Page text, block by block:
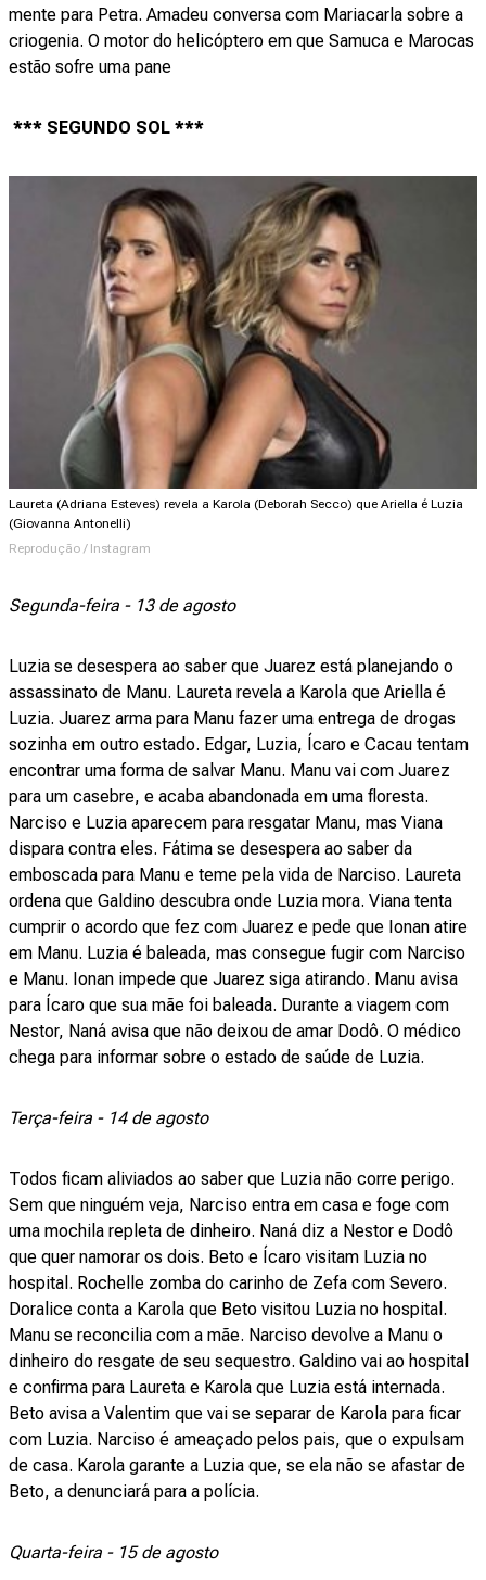
mente para Petra. Amadeu conversa com Mariacarla sobre a
criogenia. O motor do helicóptero em que Samuca e Marocas
estão sofre uma pane
*** SEGUNDO SOL ***
Laureta (Adriana Esteves) revela a Karola (Deborah Secco) que Ariella é Luzia
(Giovanna Antonelli)
Reprodução / Instagram
Segunda-feira - 13 de agosto
Luzia se desespera ao saber que Juarez está planejando o
assassinato de Manu. Laureta revela a Karola que Ariella é
Luzia. Juarez arma para Manu fazer uma entrega de drogas
sozinha em outro estado. Edgar, Luzia, Ícaro e Cacau tentam
encontrar uma forma de salvar Manu. Manu vai com Juarez
para um casebre, e acaba abandonada em uma floresta.
Narciso e Luzia aparecem para resgatar Manu, mas Viana
dispara contra eles. Fátima se desespera ao saber da
emboscada para Manu e teme pela vida de Narciso. Laureta
ordena que Galdino descubra onde Luzia mora. Viana tenta
cumprir o acordo que fez com Juarez e pede que Ionan atire
em Manu. Luzia é baleada, mas consegue fugir com Narciso
e Manu. Ionan impede que Juarez siga atirando. Manu avisa
para Ícaro que sua mãe foi baleada. Durante a viagem com
Nestor, Naná avisa que não deixou de amar Dodô. O médico
chega para informar sobre o estado de saúde de Luzia.
Terça-feira - 14 de agosto
Todos ficam aliviados ao saber que Luzia não corre perigo.
Sem que ninguém veja, Narciso entra em casa e foge com
uma mochila repleta de dinheiro. Naná diz a Nestor e Dodô
que quer namorar os dois. Beto e Ícaro visitam Luzia no
hospital. Rochelle zomba do carinho de Zefa com Severo.
Doralice conta a Karola que Beto visitou Luzia no hospital.
Manu se reconcilia com a mãe. Narciso devolve a Manu o
dinheiro do resgate de seu sequestro. Galdino vai ao hospital
e confirma para Laureta e Karola que Luzia está internada.
Beto avisa a Valentim que vai se separar de Karola para ficar
com Luzia. Narciso é ameaçado pelos pais, que o expulsam
de casa. Karola garante a Luzia que, se ela não se afastar de
Beto, a denunciará para a polícia.
Quarta-feira - 15 de agosto